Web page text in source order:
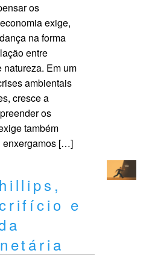
os
exige,
na forma
entre
Em um
ambientais
cresce a
os
também
enxergamos […]
e